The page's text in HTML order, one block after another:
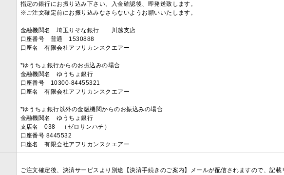
指定の銀行にお振り込み下さい。入金確認後、即発送致します。
※ご注文確定前にお振り込みなさらないようお願いいたします。
金融機関名 埼玉りそな銀行 川越支店
口座番号 普通 1530888
口座名 有限会社アフリカンスクエアー
*ゆうちょ銀行からのお振込みの場合
金融機関名 ゆうちょ銀行
口座番号 10300-84455321
口座名 有限会社アフリカンスクエアー
*ゆうちょ銀行以外の金融機関からのお振込みの場合
金融機関名 ゆうちょ銀行
支店名 038 （ゼロサンハチ）
口座番号 8445532
口座名 有限会社アフリカンスクエアー
ご注文確定後、決済サービスより別途【決済手続きのご案内】メールが配信されますので、記載